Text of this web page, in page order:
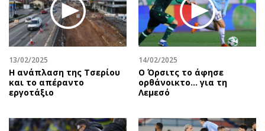
13/02/2025
Η ανάπλαση της Τσερίου
και το απέραντο
εργοτάξιο
14/02/2025
Ο Όρσιτς το άφησε
ορθάνοικτο... για τη
Λεμεσό